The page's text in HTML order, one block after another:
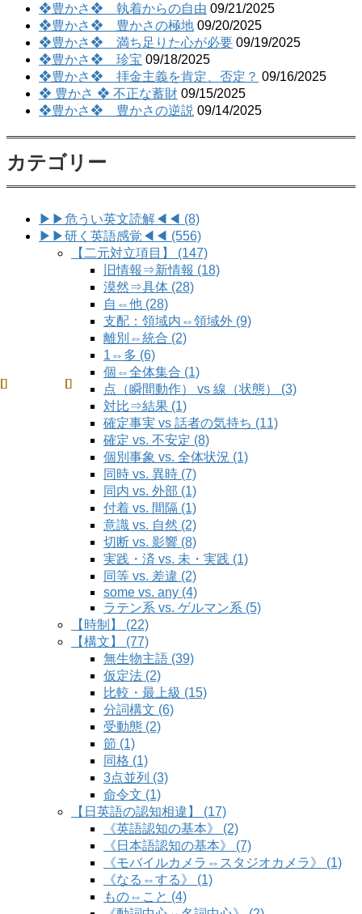
❖豊かさ❖ 執着からの自由 09/21/2025
❖豊かさ❖ 豊かさの極地 09/20/2025
❖豊かさ❖ 満ち足りた心が必要 09/19/2025
❖豊かさ❖ 珍宝 09/18/2025
❖豊かさ❖ 拝金主義を肯定、否定？ 09/16/2025
❖ 豊かさ ❖ 不正な蓄財 09/15/2025
❖豊かさ❖ 豊かさの逆説 09/14/2025
カテゴリー
▶▶危うい英文読解◀◀ (8)
▶▶研く英語感覚◀◀ (556)
【二元対立項目】 (147)
旧情報⇒新情報 (18)
漠然⇒具体 (28)
自⇔他 (28)
支配：領域内⇔領域外 (9)
離別⇔統合 (2)
1⇔多 (6)
個⇔全体集合 (1)
点（瞬間動作） vs 線（状態） (3)
対比⇒結果 (1)
確定事実 vs 話者の気持ち (11)
確定 vs. 不安定 (8)
個別事象 vs. 全体状況 (1)
同時 vs. 異時 (7)
同内 vs. 外部 (1)
付着 vs. 間隔 (1)
意識 vs. 自然 (2)
切断 vs. 影響 (8)
実践・済 vs. 未・実践 (1)
同等 vs. 差違 (2)
some vs. any (4)
ラテン系 vs. ゲルマン系 (5)
【時制】 (22)
【構文】 (77)
無生物主語 (39)
仮定法 (2)
比較・最上級 (15)
分詞構文 (6)
受動態 (2)
節 (1)
同格 (1)
3点並列 (3)
命令文 (1)
【日英語の認知相違】 (17)
《英語認知の基本》 (2)
《日本語認知の基本》 (7)
《モバイルカメラ⇔スタジオカメラ》 (1)
《なる⇔する》 (1)
もの⇔こと (4)